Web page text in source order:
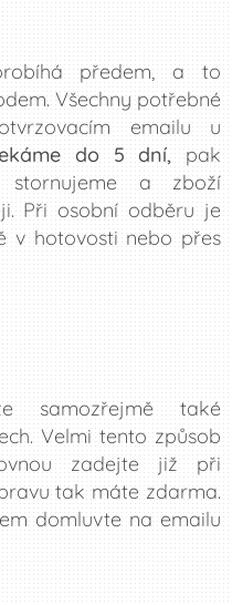
předem, a to
Všechny potřebné
emailu u
do 5 dní,pak
stornujeme a zboží
Při osobní odběru je
v hotovosti nebo přes
samozřejmě také
Velmi tento způsob
zadejte již při
tak máte zdarma.
domluvte na emailu